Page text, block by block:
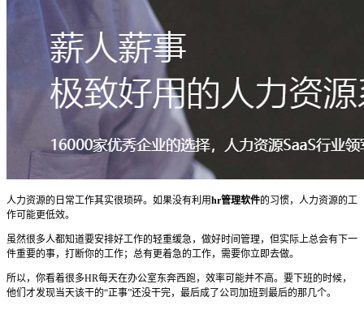
人力资源的日常工作其实很琐碎。如果没有利用hr管理软件的习惯，人力资源的工
作可能更低效。
虽然很多人都知道要安排好工作的轻重缓急，做好时间管理，但实际上总会有下一
件重要的事，打断你的工作；总有更着急的工作，需要你立即去做。
所以，你看着很多HR每天在办公室东奔西跑，效率可能并不高。要下班的时候，
他们才发现当天该干的“正事”还没干完，最后成了公司加班到最后的那几个。